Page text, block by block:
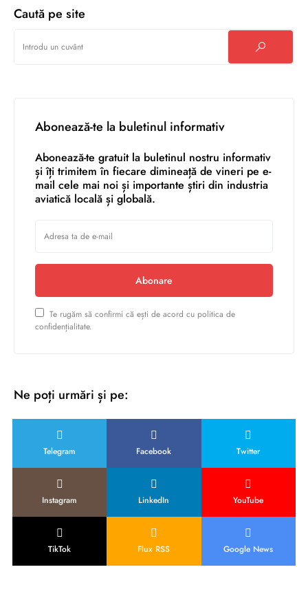
Caută pe site
Abonează-te la buletinul informativ
Abonează-te gratuit la buletinul nostru informativ
și îți trimitem în fiecare dimineață de vineri pe e-
mail cele mai noi și importante știri din industria
aviatică locală și globală.
Abonare
Te rugăm să confirmi că ești de acord cu politica de
confidențialitate.
Ne poți urmări și pe:
Telegram Facebook Twitter
Instagram LinkedIn YouTube
TikTok Flux RSS Google News